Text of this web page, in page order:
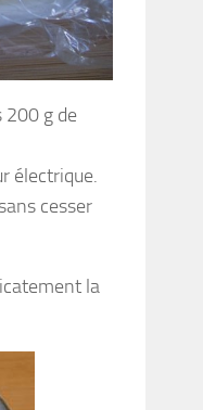
200 g de
électrique.
cesser
la